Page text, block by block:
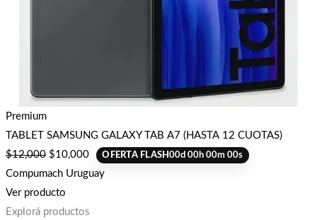
Premium
TABLET SAMSUNG GALAXY TAB A7 (HASTA 12 CUOTAS)
$12,000 $10,000 OFERTA FLASH00d00h00m00s
Compumach Uruguay
Ver producto
Explorá productos